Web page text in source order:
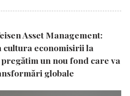
Asset Management:
cultura economisirii la
un nou fond care va
globale